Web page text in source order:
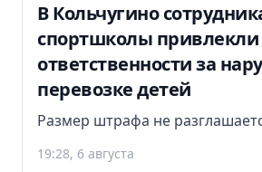
В Кольчугино
спортшколы привлекли
ответственности за
перевозке детей
Размер штрафа не
19:28, 6 августа